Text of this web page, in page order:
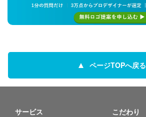
ページTOPへ戻る
サービス こだわり